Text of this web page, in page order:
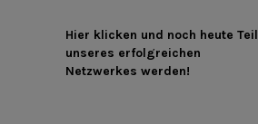
Hier klicken und noch heute Teil
unseres erfolgreichen
Netzwerkes werden!